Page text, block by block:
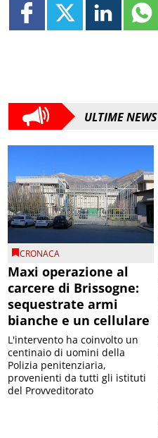
ULTIME NEWS
CRONACA
Maxi operazione al
carcere di Brissogne:
sequestrate armi
bianche e un cellulare
L'intervento ha coinvolto un
centinaio di uomini della
Polizia penitenziaria,
provenienti da tutti gli istituti
del Provveditorato